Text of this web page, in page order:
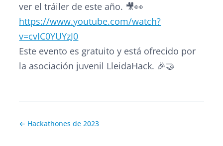
ver el tráiler de este año. 🎥👀
https://www.youtube.com/watch?
v=cvIC0YUYzJ0
Este evento es gratuito y está ofrecido por
la asociación juvenil LleidaHack. 🎉🤝
← Hackathones de 2023